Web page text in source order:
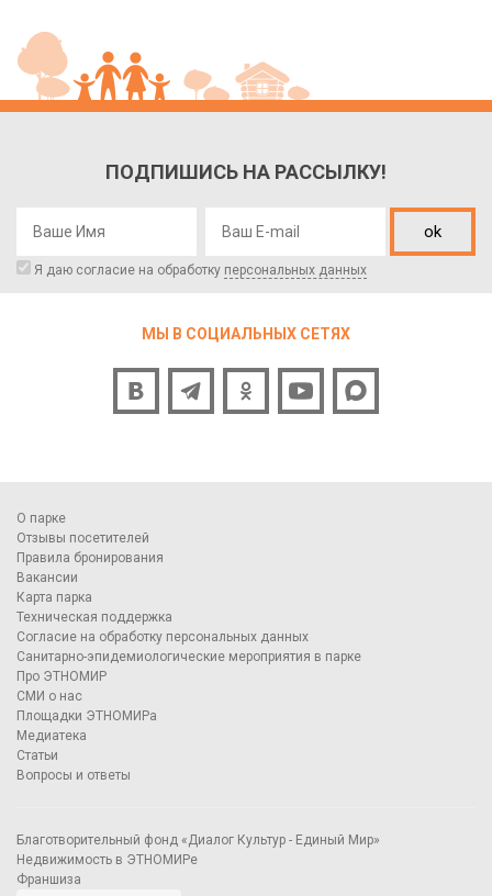
ПОДПИШИСЬ НА РАССЫЛКУ!
ok
Я даю согласие на обработку персональных данных
МЫ В СОЦИАЛЬНЫХ СЕТЯХ
О парке
Отзывы посетителей
Правила бронирования
Вакансии
Карта парка
Техническая поддержка
Согласие на обработку персональных данных
Санитарно-эпидемиологические мероприятия в парке
Про ЭТНОМИР
СМИ о нас
Площадки ЭТНОМИРа
Медиатека
Статьи
Вопросы и ответы
Благотворительный фонд «Диалог Культур - Единый Мир»
Недвижимость в ЭТНОМИРе
Франшиза